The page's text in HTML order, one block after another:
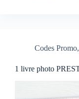
Codes Promo,
1 livre photo